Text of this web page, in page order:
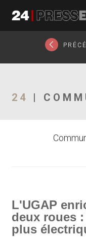
24Presse -
Communiqués de
24 |
L'UGAP
deux roues
plus